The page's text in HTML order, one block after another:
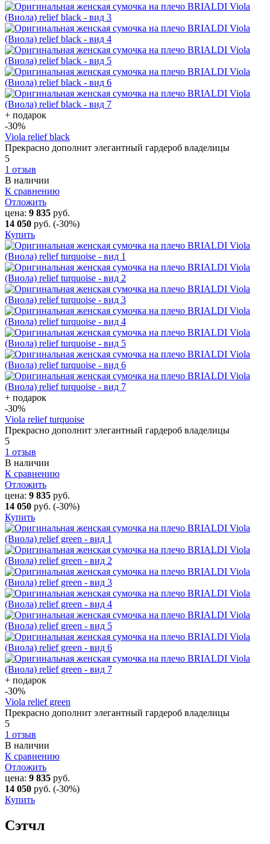
+ подарок
-30%
Viola relief black
Прекрасно дополнит элегантный гардероб владелицы
5
1 отзыв
В наличии
К сравнению
Отложить
цена: 9 835 руб.
14 050 руб. (-30%)
Купить
+ подарок
-30%
Viola relief turquoise
Прекрасно дополнит элегантный гардероб владелицы
5
1 отзыв
В наличии
К сравнению
Отложить
цена: 9 835 руб.
14 050 руб. (-30%)
Купить
+ подарок
-30%
Viola relief green
Прекрасно дополнит элегантный гардероб владелицы
5
1 отзыв
В наличии
К сравнению
Отложить
цена: 9 835 руб.
14 050 руб. (-30%)
Купить
Сэтчл